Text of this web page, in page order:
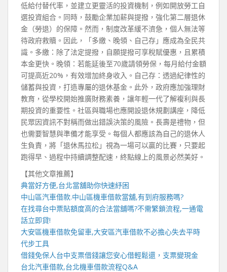
低給付替代率，並建立更靈活的投資機制，例如開放勞工自
選投資組合。同時，鼓勵企業加薪與提撥，強化第二層退休
金（勞退）的保障。然而，制度改革緩不濟急，個人無法等
待政府救贖。因此，「多繳、晚領、自己存」應成為全民共
識。多繳：除了法定提撥，自願提撥可享稅賦優惠，且累積
本金更快。晚領：若能延後至70歲請領勞保，每月給付金額
可提高近20%，有效增加終身收入。自己存：透過紀律性的
儲蓄與投資，打造專屬的退休基金。此外，政府應加強理財
教育，從學校開始推廣財務素養，讓年輕一代了解複利與長
期投資的重要性。社區與職場也應開設退休規劃講座，降低
民眾因資訊不對稱而做出錯誤決策的風險。長壽是禮物，但
也需要智慧與準備才能享受。每個人都應該為自己的退休人
生負責，將「退休馬拉松」視為一場可以贏的比賽，只要起
跑得早、過程中持續調整配速，終點線上的風景必然美好。
【其他文章推薦】
典當好方便,台北當舖助你快速紓困
中山區汽車借款.中山區機車借款當舖,有到府服務嗎?
在找尋台中票貼額度高的合法當舖嗎?不需繁鎖流程,一通電
話立即貸!
大安區機車借款免留車,大安區汽車借款不必擔心失去平時
代步工具
借錢免保人台中支票借錢讓您安心借輕鬆還，支票變現金
台北汽車借款,台北機車借款流程Q&A